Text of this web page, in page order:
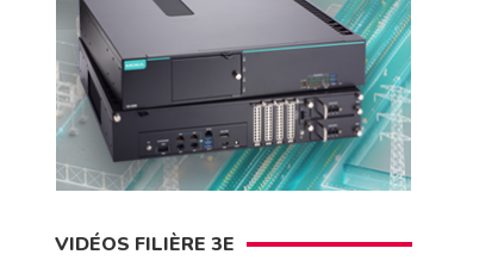
VIDÉOS FILIÈRE 3E